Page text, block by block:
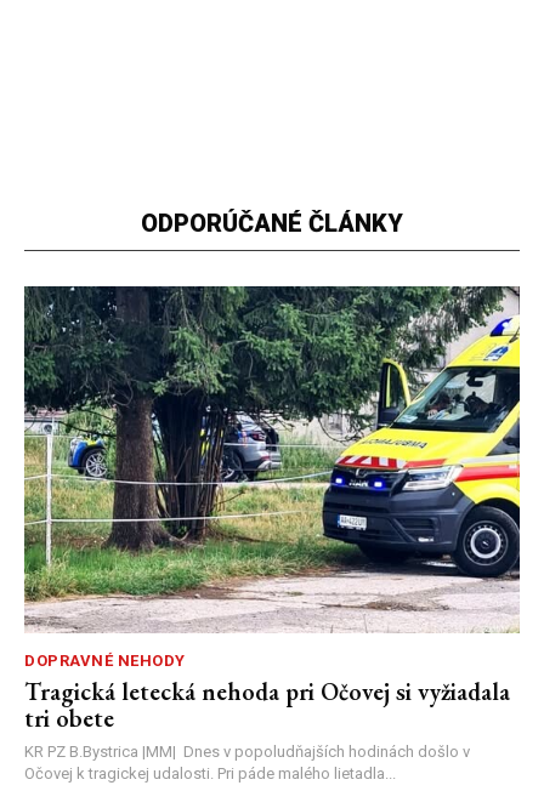
ODPORÚČANÉ ČLÁNKY
DOPRAVNÉ NEHODY
Tragická letecká nehoda pri Očovej si vyžiadala
tri obete
KR PZ B.Bystrica |MM| Dnes v popoludňajších hodinách došlo v
Očovej k tragickej udalosti. Pri páde malého lietadla...